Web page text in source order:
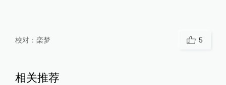
校对： 栾梦 5
相关推荐